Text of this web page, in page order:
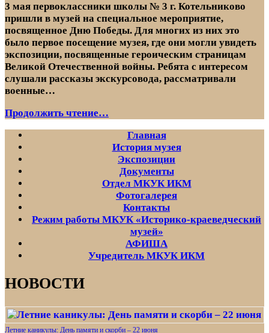
3 мая первоклассники школы № 3 г. Котельниково
пришли в музей на специальное мероприятие,
посвященное Дню Победы. Для многих из них это
было первое посещение музея, где они могли увидеть
экспозиции, посвященные героическим страницам
Великой Отечественной войны. Ребята с интересом
слушали рассказы экскурсовода, рассматривали
военные…
Продолжить чтение…
Великой
Победе
Главная
История музея
Экспозиции
Документы
Отдел МКУК ИКМ
Фотогалерея
Контакты
Режим работы МКУК «Историко-краеведческий
музей»
АФИША
Учредитель МКУК ИКМ
НОВОСТИ
Летние каникулы: День памяти и скорби – 22 июня